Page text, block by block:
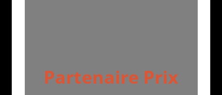
Partenaire Prix